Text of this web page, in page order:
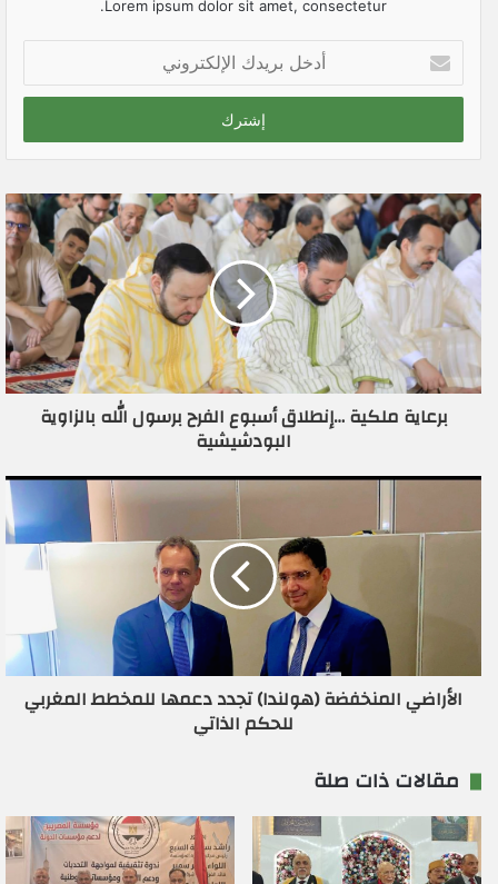
Lorem ipsum dolor sit amet, consectetur.
خ
ب
ي
د
ك
ا
ل
إ
ل
ت
ي
برعاية ملكية …إنطلاق أسبوع الفرح برسول الله بالزاوية
البودشيشية
الأراضي المنخفضة (هولندا) تجدد دعمها للمخطط المغربي
للحكم الذاتي
مقالات ذات صلة